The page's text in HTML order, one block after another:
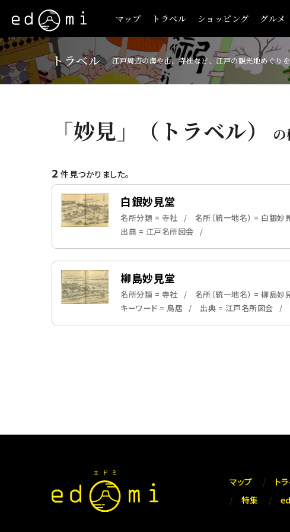
マップ トラベル ショッピング グルメ
トラベル 江戸周辺の海や山、寺社など、江戸の観光地めぐり
「妙見」（トラベル）
2 件見つかりました。
白銀妙見堂
名所分類 = 寺社 名所（統一地名） = 白銀妙
出典 = 江戸名所図会
柳島妙見堂
名所分類 = 寺社 名所（統一地名） = 柳島妙
キーワード = 鳥居
出典 = 江戸名所図会
マップ ト
特集